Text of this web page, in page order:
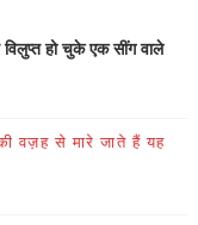
विलुप्त हो चुके एक सींग वाले
वज़ह से मारे जाते हैं यह